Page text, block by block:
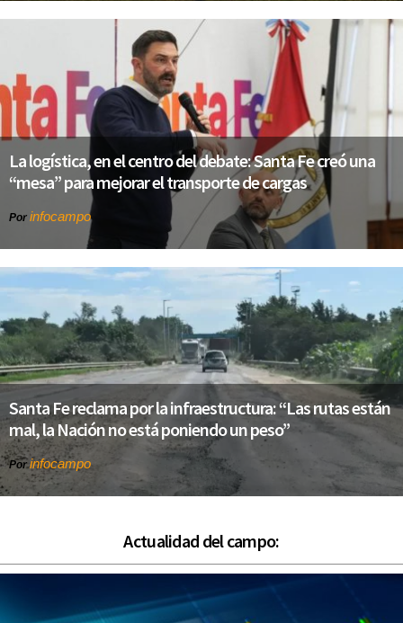
La logística, en el centro del debate: Santa Fe creó una
“mesa” para mejorar el transporte de cargas
Por infocampo
Santa Fe reclama por la infraestructura: “Las rutas están
mal, la Nación no está poniendo un peso”
Porinfocampo
Actualidad del campo: